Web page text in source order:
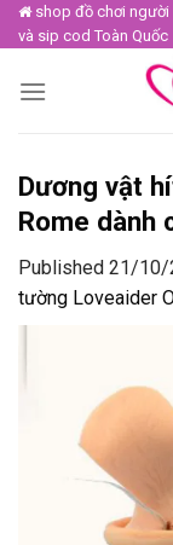
Skip
to
shop đồ chơi người
và sip cod Toàn Quốc
Dương vật
Rome dành
Published 21/10/
tường Loveaider